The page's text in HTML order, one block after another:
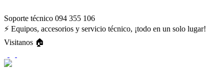
Soporte técnico 094 355 106
⚡ Equipos, accesorios y servicio técnico, ¡todo en un solo lugar!
Visitanos 🏠